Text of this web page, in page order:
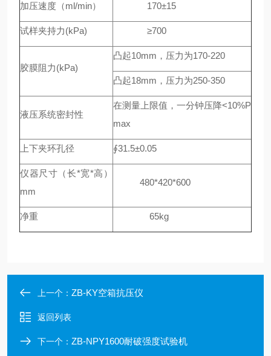
加压速度（ml/min） 170±15
试样夹持力(kPa) ≥700
胶膜阻力(kPa)
凸起10mm，压力为170-220
凸起18mm，压力为250-350
液压系统密封性
在测量上限值，一分钟压降<10%P
max
上下夹环孔径 ∮31.5±0.05
仪器尺寸（长*宽*高）
mm
480*420*600
净重 65kg
上一个： ZB-KY空箱抗压仪
返回列表
下一个： ZB-NPY1600耐破强度试验机